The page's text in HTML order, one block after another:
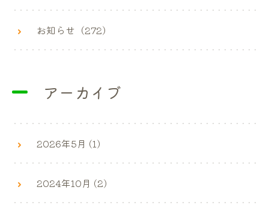
お知らせ（272）
アーカイブ
2026年5月 (1)
2024年10月 (2)